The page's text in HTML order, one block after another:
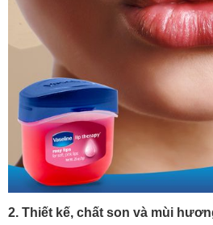
2. Thiết kế, chất son và mùi